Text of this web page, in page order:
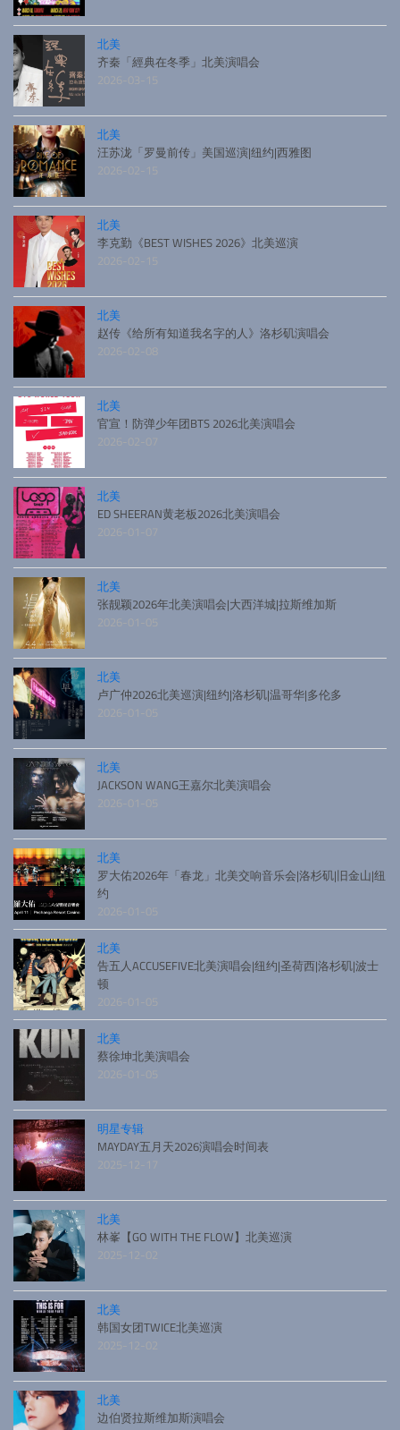
北美
齐秦「經典在冬季」北美演唱会
2026-03-15
北美
汪苏泷「罗曼前传」美国巡演|纽约|西雅图
2026-02-15
北美
李克勤《BEST WISHES 2026》北美巡演
2026-02-15
北美
赵传《给所有知道我名字的人》洛杉矶演唱会
2026-02-08
北美
官宣！防弹少年团BTS 2026北美演唱会
2026-02-07
北美
ED SHEERAN黄老板2026北美演唱会
2026-01-07
北美
张靓颖2026年北美演唱会|大西洋城|拉斯维加斯
2026-01-05
北美
卢广仲2026北美巡演|纽约|洛杉矶|温哥华|多伦多
2026-01-05
北美
JACKSON WANG王嘉尔北美演唱会
2026-01-05
北美
罗大佑2026年「春龙」北美交响音乐会|洛杉矶|旧金山|纽
约
2026-01-05
北美
告五人ACCUSEFIVE北美演唱会|纽约|圣荷西|洛杉矶|波士
顿
2026-01-05
北美
蔡徐坤北美演唱会
2026-01-05
明星专辑
MAYDAY五月天2026演唱会时间表
2025-12-17
北美
林峯【GO WITH THE FLOW】北美巡演
2025-12-02
北美
韩国女团TWICE北美巡演
2025-12-02
北美
边伯贤拉斯维加斯演唱会